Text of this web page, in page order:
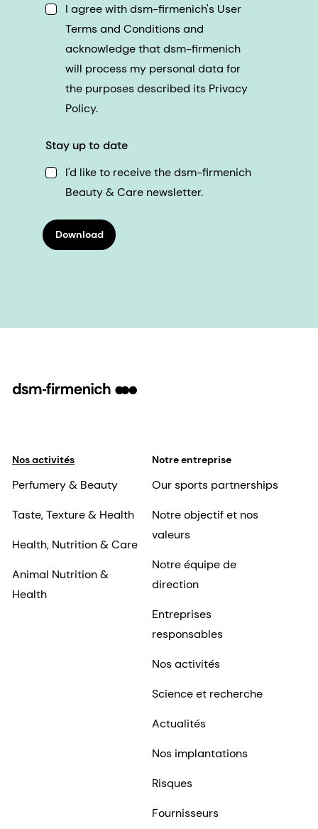
I agree with dsm-firmenich's User
Terms and Conditions and
acknowledge that dsm-firmenich
will process my personal data for
the purposes described its Privacy
Policy.
Stay up to date
I'd like to receive the dsm-firmenich
Beauty & Care newsletter.
Download
Nos activités
Perfumery & Beauty
Taste, Texture & Health
Health, Nutrition & Care
Animal Nutrition &
Health
Notre entreprise
Our sports partnerships
Notre objectif et nos
valeurs
Notre équipe de
direction
Entreprises
responsables
Nos activités
Science et recherche
Actualités
Nos implantations
Risques
Fournisseurs